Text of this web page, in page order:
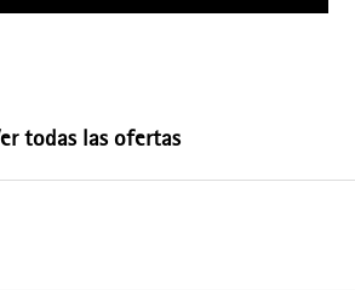
todas las ofertas